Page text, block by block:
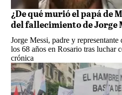
¿De qué murió el papá de
del fallecimiento de Jorge
Jorge Messi, padre y
los 68 años en Rosario tras luchar
crónica